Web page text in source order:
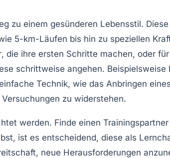
zu einem gesünderen Lebensstil.
5-km-Läufen bis hin zu speziellen
, die ihre ersten Schritte machen, oder für
schrittweise angehen. Beispielsweise
Technik, wie das Anbringen
zu widerstehen.
werden. Finde einen Trainingspartner
ist es entscheidend, diese als
neue Herausforderungen